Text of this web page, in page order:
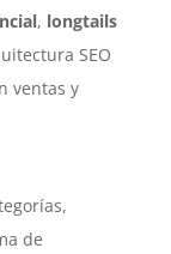
, longtails
SEO
ventas y
de